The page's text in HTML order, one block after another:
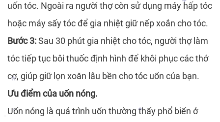
*
* *
*
uốn tóc. Ngoài ra người thợ còn sử dụng máy hấp tóc
hoặc máy sấy tóc để gia nhiệt giữ nếp xoắn cho tóc.
Bước 3:Sau 30 phút gia nhiệt cho tóc, người thợ làm
tóc tiếp tục bôi thuốc định hình để khôi phục các thớ
cơ, giúp giữ lọn xoăn lâu bền cho tóc uốn của bạn.
Ưu điểm của uốn nóng.
Uốn nóng là quá trình uốn thường thấy phổ biến ở